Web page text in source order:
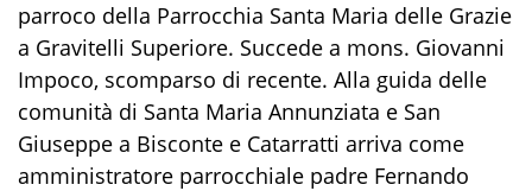
parroco della Parrocchia Santa Maria delle Grazie
a Gravitelli Superiore. Succede a mons. Giovanni
Impoco, scomparso di recente. Alla guida delle
comunità di Santa Maria Annunziata e San
Giuseppe a Bisconte e Catarratti arriva come
amministratore parrocchiale padre Fernando